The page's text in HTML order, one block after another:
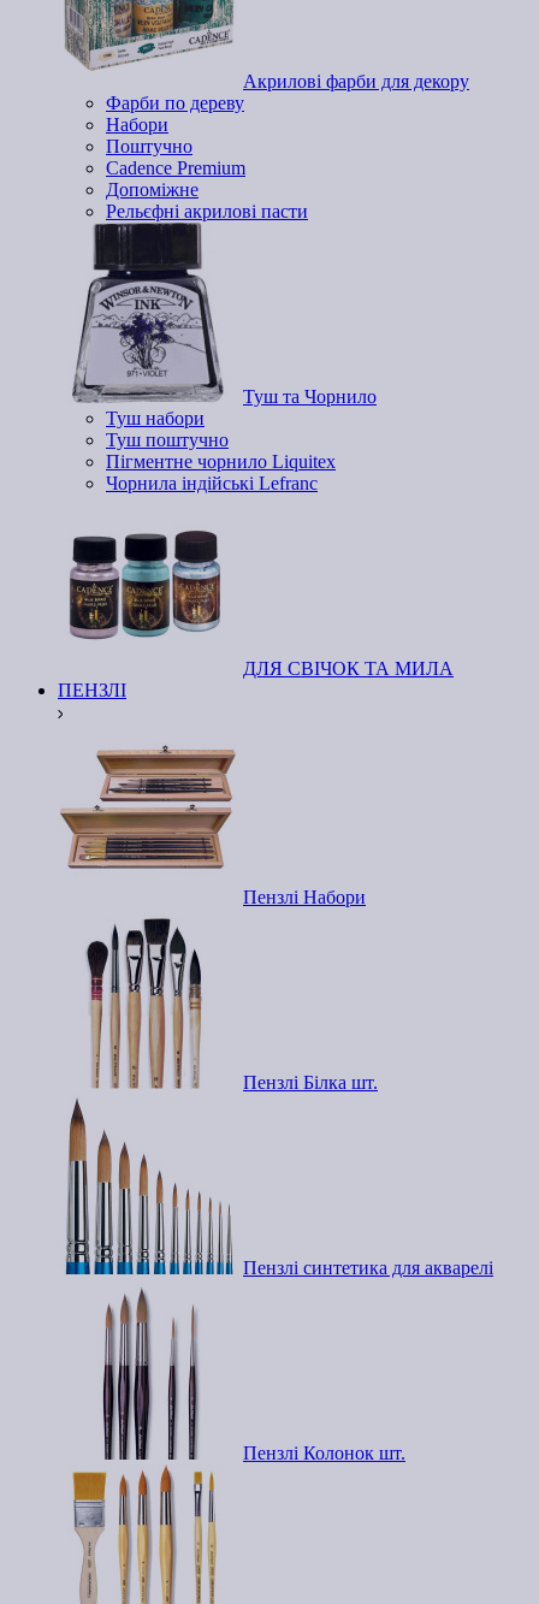
Акрилові фарби для декору
Фарби по дереву
Набори
Поштучно
Cadence Premium
Допоміжне
Рельєфні акрилові пасти
Туш та Чорнило
Туш набори
Туш поштучно
Пігментне чорнило Liquitex
Чорнила індійські Lefranc
ДЛЯ СВІЧОК ТА МИЛА
ПЕНЗЛІ
Пензлі Набори
Пензлі Білка шт.
Пензлі синтетика для акварелі
Пензлі Колонок шт.